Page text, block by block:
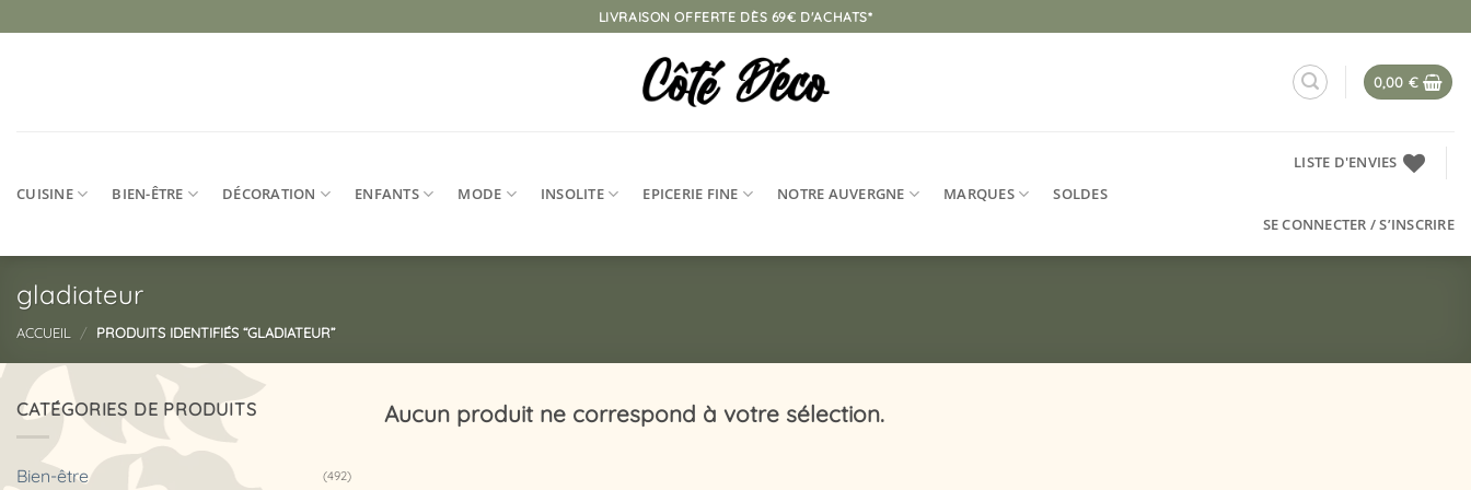
au
LIVRAISON OFFERTE DÈS 69€ D'ACHATS*
0,00 €
CUISINE BIEN-ÊTRE DÉCORATION ENFANTS MODE INSOLITE EPICERIE FINE NOTRE AUVERGNE MARQUES SOLDES
LISTE D'ENVIES
SE CONNECTER / S’INSCRIRE
gladiateur
ACCUEIL / PRODUITS IDENTIFIÉS “GLADIATEUR”
CATÉGORIES DE PRODUITS
Bien-être (492)
Aucun produit ne correspond à votre sélection.